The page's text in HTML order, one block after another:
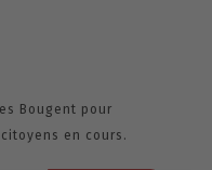
Bougent pour
en cours.